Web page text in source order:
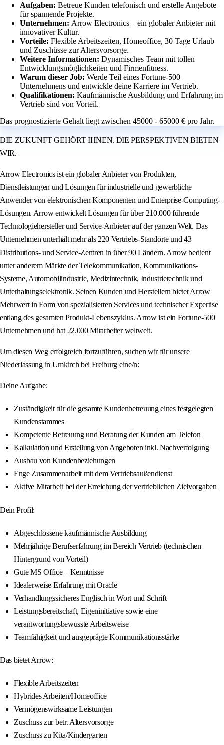
Aufgaben: Betreue Kunden telefonisch und erstelle Angebote
für spannende Projekte.
Unternehmen: Arrow Electronics – ein globaler Anbieter mit
innovativer Kultur.
Vorteile: Flexible Arbeitszeiten, Homeoffice, 30 Tage Urlaub
und Zuschüsse zur Altersvorsorge.
Weitere Informationen: Dynamisches Team mit tollen
Entwicklungsmöglichkeiten und Firmenfitness.
Warum dieser Job: Werde Teil eines Fortune-500
Unternehmens und entwickle deine Karriere im Vertrieb.
Qualifikationen: Kaufmännische Ausbildung und Erfahrung im
Vertrieb sind von Vorteil.
Das prognostizierte Gehalt liegt zwischen 45000 - 65000 € pro Jahr.
DIE ZUKUNFT GEHÖRT IHNEN. DIE PERSPEKTIVEN BIETEN
WIR.
Arrow Electronics ist ein globaler Anbieter von Produkten,
Dienstleistungen und Lösungen für industrielle und gewerbliche
Anwender von elektronischen Komponenten und Enterprise-Computing-
Lösungen. Arrow entwickelt Lösungen für über 210.000 führende
Technologiehersteller und Service-Anbieter auf der ganzen Welt. Das
Unternehmen unterhält mehr als 220 Vertriebs-Standorte und 43
Distributions- und Service-Zentren in über 90 Ländern. Arrow bedient
unter anderem Märkte der Telekommunikation, Kommunikations-
Systeme, Automobilindustrie, Medizintechnik, Industrietechnik und
Unterhaltungselektronik. Seinen Kunden und Herstellern bietet Arrow
Mehrwert in Form von spezialisierten Services und technischer Expertise
entlang des gesamten Produkt-Lebenszyklus. Arrow ist ein Fortune-500
Unternehmen und hat 22.000 Mitarbeiter weltweit.
Um diesen Weg erfolgreich fortzuführen, suchen wir für unsere
Niederlassung in Umkirch bei Freiburg eine/n:
Deine Aufgabe:
Zuständigkeit für die gesamte Kundenbetreuung eines festgelegten
Kundenstammes
Kompetente Betreuung und Beratung der Kunden am Telefon
Kalkulation und Erstellung von Angeboten inkl. Nachverfolgung
Ausbau von Kundenbeziehungen
Enge Zusammenarbeit mit dem Vertriebsaußendienst
Aktive Mitarbeit bei der Erreichung der vertrieblichen Zielvorgaben
Dein Profil:
Abgeschlossene kaufmännische Ausbildung
Mehrjährige Berufserfahrung im Bereich Vertrieb (technischen
Hintergrund von Vorteil)
Gute MS Office – Kenntnisse
Idealerweise Erfahrung mit Oracle
Verhandlungssicheres Englisch in Wort und Schrift
Leistungsbereitschaft, Eigeninitiative sowie eine
verantwortungsbewusste Arbeitsweise
Teamfähigkeit und ausgeprägte Kommunikationsstärke
Das bietet Arrow:
Flexible Arbeitszeiten
Hybrides Arbeiten/Homeoffice
Vermögenswirksame Leistungen
Zuschuss zur betr. Altersvorsorge
Zuschuss zu Kita/Kindergarten